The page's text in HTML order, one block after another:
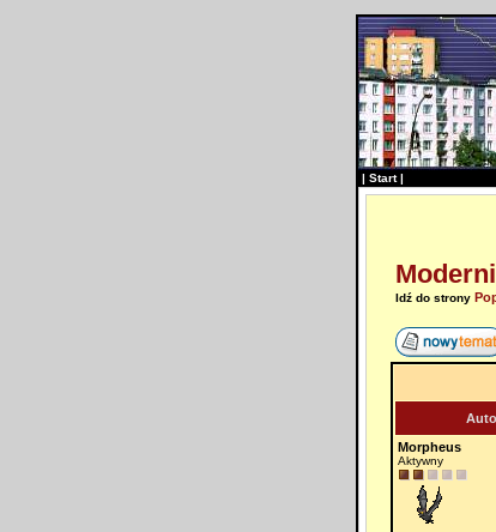
| Start|
Idź do strony
Morpheus
Aktywny